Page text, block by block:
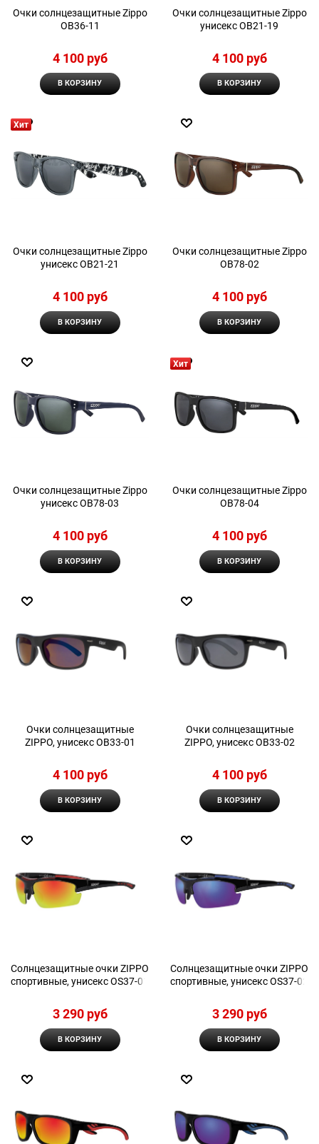
Очки солнцезащитные Zippo
OB36-11
4 100 руб
В КОРЗИНУ
Очки солнцезащитные Zippo
унисекс OB21-19
4 100 руб
В КОРЗИНУ
Хит
Очки солнцезащитные Zippo
унисекс OB21-21
4 100 руб
В КОРЗИНУ
Очки солнцезащитные Zippo
OB78-02
4 100 руб
В КОРЗИНУ
Очки солнцезащитные Zippo
унисекс OB78-03
4 100 руб
В КОРЗИНУ
Хит
Очки солнцезащитные Zippo
OB78-04
4 100 руб
В КОРЗИНУ
Очки солнцезащитные
ZIPPO, унисекс OB33-01
4 100 руб
В КОРЗИНУ
Очки солнцезащитные
ZIPPO, унисекс OB33-02
4 100 руб
В КОРЗИНУ
Солнцезащитные очки ZIPPO
спортивные, унисекс OS37-01
3 290 руб
В КОРЗИНУ
Солнцезащитные очки ZIPPO
спортивные, унисекс OS37-02
3 290 руб
В КОРЗИНУ